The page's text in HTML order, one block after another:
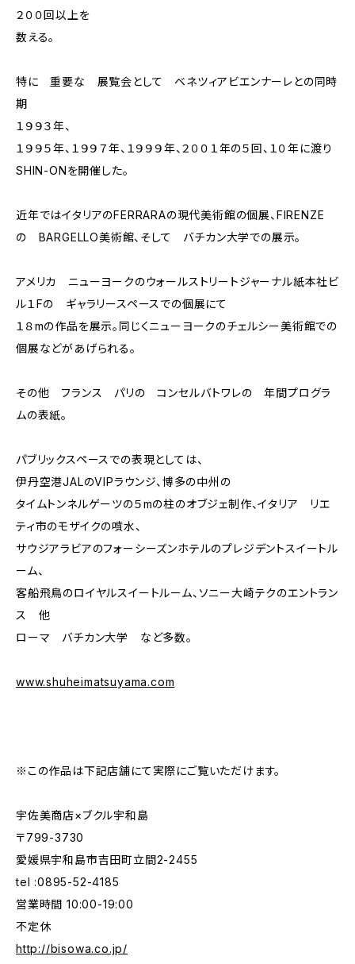
２００回以上を
数える。
特に 重要な 展覧会として ベネツィアビエンナーレとの同時
期
１９９３年、
１９９５年、１９９７年、１９９９年、２００１年の５回、１０年に渡り
SHIN-ONを開催した。
近年ではイタリアのFERRARAの現代美術館の個展、FIRENZE
の BARGELLO美術館、そして バチカン大学での展示。
アメリカ ニューヨークのウォールストリートジャーナル紙本社ビ
ル１Fの ギャラリースペースでの個展にて
１８mの作品を展示。同じくニューヨークのチェルシー美術館での
個展などがあげられる。
その他 フランス パリの コンセルバトワレの 年間プログラ
ムの表紙。
パブリックスペースでの表現としては、
伊丹空港JALのVIPラウンジ、博多の中州の
タイムトンネルゲーツの５mの柱のオブジェ制作、イタリア リエ
ティ市のモザイクの噴水、
サウジアラビアのフォーシーズンホテルのプレジデントスイートル
ーム、
客船飛鳥のロイヤルスイートルーム、ソニー大崎テクのエントラン
ス 他
ローマ バチカン大学 など多数。
www.shuheimatsuyama.com
※この作品は下記店舗にて実際にご覧いただけます。
宇佐美商店×ブクル宇和島
〒799-3730
愛媛県宇和島市吉田町立間2-2455
tel :0895-52-4185
営業時間 10:00-19:00
不定休
http://bisowa.co.jp/